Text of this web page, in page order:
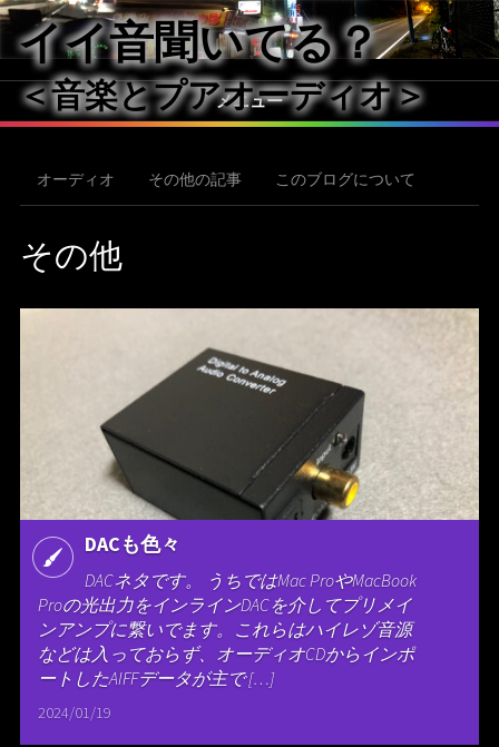
イイ音聞いてる？
＜音楽とプアオーディオ＞
メニュー
オーディオ その他の記事 このブログについて
その他
DACも色々
DACネタです。 うちではMac ProやMacBook
Proの光出力をインラインDACを介してプリメイ
ンアンプに繋いでます。これらはハイレゾ音源
などは入っておらず、オーディオCDからインポ
ートしたAIFFデータが主で […]
2024/01/19